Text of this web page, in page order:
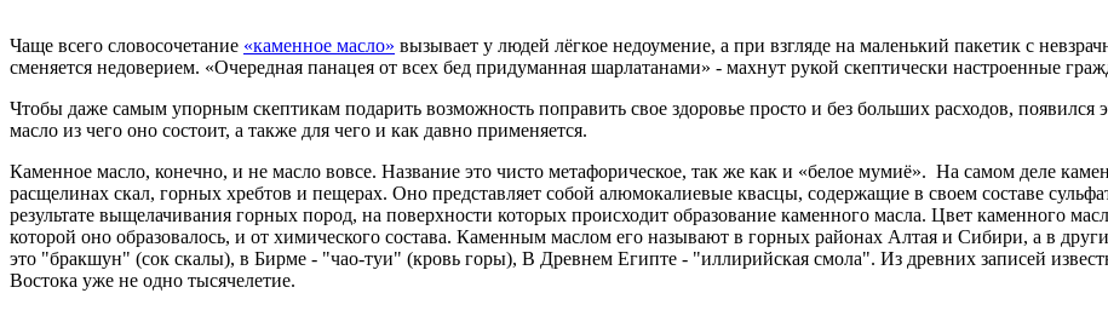
Чаще всего словосочетание «каменное масло» вызывает у людей лёгкое недоумение, а при взгляде на маленький пакетик с
сменяется недоверием. «Очередная панацея от всех бед придуманная шарлатанами» - махнут рукой скептически настроенные
Чтобы даже самым упорным скептикам подарить возможность поправить свое здоровье просто и без больших расходов, появился
масло из чего оно состоит, а также для чего и как давно применяется.
Каменное масло, конечно, и не масло вовсе. Название это чисто метафорическое, так же как и «белое мумиё». На самом деле
расщелинах скал, горных хребтов и пещерах. Оно представляет собой алюмокалиевые квасцы, содержащие в своем составе
результате выщелачивания горных пород, на поверхности которых происходит образование каменного масла. Цвет каменного
которой оно образовалось, и от химического состава. Каменным маслом его называют в горных районах Алтая и Сибири, а в
это "бракшун" (сок скалы), в Бирме - "чао-туи" (кровь горы), В Древнем Египте - "иллирийская смола". Из древних записей
Востока уже не одно тысячелетие.